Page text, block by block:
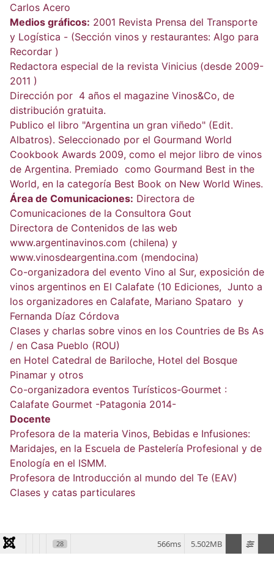
Carlos Acero
Medios gráficos: 2001 Revista Prensa del Transporte
y Logística - (Sección vinos y restaurantes: Algo para
Recordar )
Redactora especial de la revista Vinicius (desde 2009-
2011 )
Dirección por 4 años el magazine Vinos&Co, de
distribución gratuita.
Publico el libro "Argentina un gran viñedo" (Edit.
Albatros). Seleccionado por el Gourmand World
Cookbook Awards 2009, como el mejor libro de vinos
de Argentina. Premiado como Gourmand Best in the
World, en la categoría Best Book on New World Wines.
Área de Comunicaciones: Directora de
Comunicaciones de la Consultora Gout
Directora de Contenidos de las web
www.argentinavinos.com (chilena) y
www.vinosdeargentina.com (mendocina)
Co-organizadora del evento Vino al Sur, exposición de
vinos argentinos en El Calafate (10 Ediciones, Junto a
los organizadores en Calafate, Mariano Spataro y
Fernanda Díaz Córdova
Clases y charlas sobre vinos en los Countries de Bs As
/ en Casa Pueblo (ROU)
en Hotel Catedral de Bariloche, Hotel del Bosque
Pinamar y otros
Co-organizadora eventos Turísticos-Gourmet :
Calafate Gourmet -Patagonia 2014-
Docente
Profesora de la materia Vinos, Bebidas e Infusiones:
Maridajes, en la Escuela de Pastelería Profesional y de
Enología en el ISMM.
Profesora de Introducción al mundo del Te (EAV)
Clases y catas particulares
28 5.502MB
566ms